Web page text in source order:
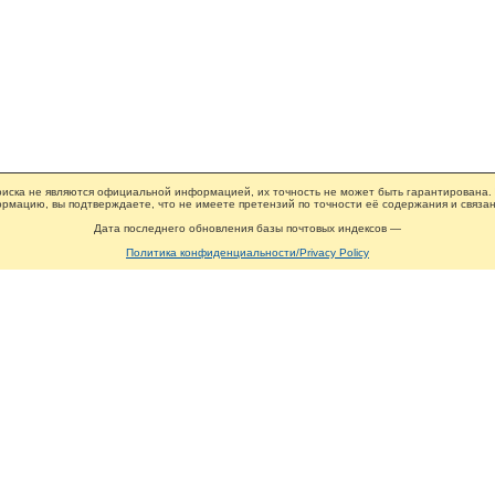
не являются официальной информацией, их точность не может быть гарантирована.
вы подтверждаете, что не имеете претензий по точности её содержания и
Дата последнего обновления базы почтовых индексов —
Политика конфиденциальности/Privacy Policy